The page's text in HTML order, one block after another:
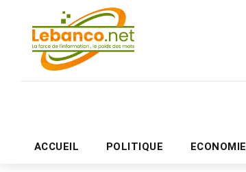
ACCUEIL POLITIQUE ECONOMIE